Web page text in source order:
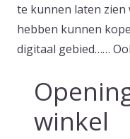
te kunnen laten zien
hebben kunnen
digitaal gebied……
winkel